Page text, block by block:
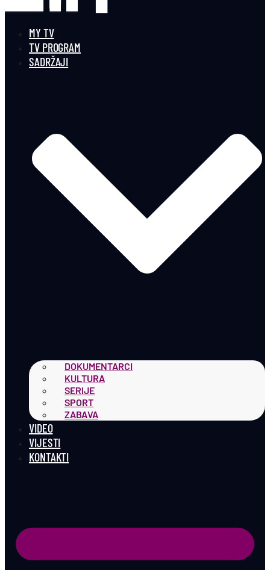
MY TV
TV PROGRAM
SADRŽAJI
DOKUMENTARCI
KULTURA
SERIJE
SPORT
ZABAVA
VIDEO
VIJESTI
KONTAKTI